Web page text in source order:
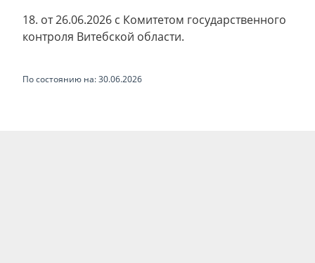
18. от 26.06.2026 с Комитетом государственного
контроля Витебской области.
По состоянию на: 30.06.2026